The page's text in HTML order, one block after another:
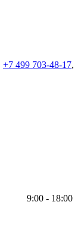
+7 499 703-48-17,
9:00 - 18:00